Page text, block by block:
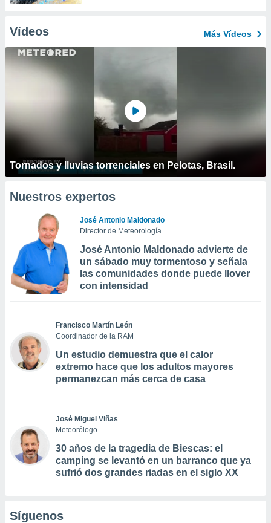
Vídeos Más Vídeos
Tornados y lluvias torrenciales en Pelotas, Brasil.
Nuestros expertos
José Antonio Maldonado
Director de Meteorología
José Antonio Maldonado advierte de
un sábado muy tormentoso y señala
las comunidades donde puede llover
con intensidad
Francisco Martín León
Coordinador de la RAM
Un estudio demuestra que el calor
extremo hace que los adultos mayores
permanezcan más cerca de casa
José Miguel Viñas
Meteorólogo
30 años de la tragedia de Biescas: el
camping se levantó en un barranco que ya
sufrió dos grandes riadas en el siglo XX
Síguenos